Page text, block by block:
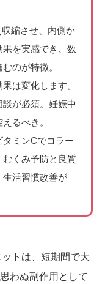
縮させ、内側か
を実感でき、数
のが特徴。
は変化します。
が必須。妊娠中
るべき。
ミンCでコラー
くみ予防と良質
生活習慣改善が
トは、短期間で大
わぬ副作用として